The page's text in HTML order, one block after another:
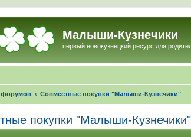
Малыши-Кузнечики
первый новокузнецкий ресурс для
форумов Совместные покупки "Малыши-Кузнечики"
покупки "Малыши-Кузнечики"